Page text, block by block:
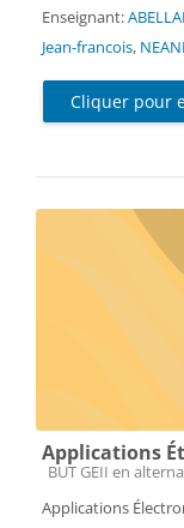
Enseignant:
Jean-francois,
Cliquer pour
Applications
Catégorie de cours
BUT GEII en
Applications